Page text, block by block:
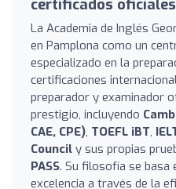
certificados oficiales
La Academia de Inglés
en Pamplona como un
especializado en la
certificaciones
preparador y examinador
prestigio, incluyendo
CAE, CPE), TOEFL iBT,
Council y sus propias
PASS. Su filosofía se basa
excelencia a través de la